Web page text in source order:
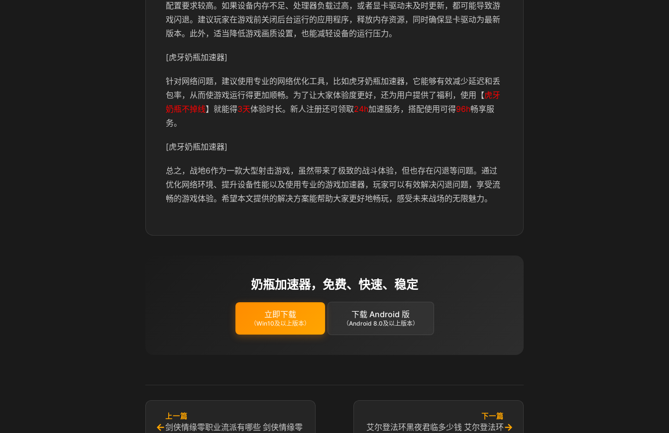
配置要求较高。如果设备内存不足、处理器负载过高，或者显卡驱动未及时更新，都可能导致游
戏闪退。建议玩家在游戏前关闭后台运行的应用程序，释放内存资源，同时确保显卡驱动为最新
版本。此外，适当降低游戏画质设置，也能减轻设备的运行压力。
[虎牙奶瓶加速器]
针对网络问题，建议使用专业的网络优化工具，比如虎牙奶瓶加速器，它能够有效减少延迟和丢
包率，从而使游戏运行得更加顺畅。为了让大家体验度更好，还为用户提供了福利，使用【虎牙
奶瓶不掉线】就能得3天体验时长。新人注册还可领取24h加速服务，搭配使用可得96h畅享服
务。
[虎牙奶瓶加速器]
总之，战地6作为一款大型射击游戏，虽然带来了极致的战斗体验，但也存在闪退等问题。通过
优化网络环境、提升设备性能以及使用专业的游戏加速器，玩家可以有效解决闪退问题，享受流
畅的游戏体验。希望本文提供的解决方案能帮助大家更好地畅玩，感受未来战场的无限魅力。
奶瓶加速器，免费、快速、稳定
立即下载
（Win10及以上版本）
下载 Android 版
（Android 8.0及以上版本）
←
上一篇
剑侠情缘零职业流派有哪些 剑侠情缘零
下一篇
艾尔登法环黑夜君临多少钱 艾尔登法环→